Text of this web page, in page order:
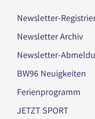
Newsletter-
Newsletter Archiv
Newsletter-
BW96 Neuigkeiten
Ferienprogramm
JETZT SPORT